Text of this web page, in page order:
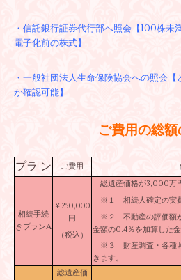
・信託銀行証券代行部へ照会【100株未
電子化前の株式】
・一般社団法人生命保険協会への照会
か確認可能】
ご費用の総
プラ ン ご費用
相続手続
きプランA
￥250,000
円
（税込）
総遺産価格が3,000万
※１ 相続人確定の実
※２ 不動産の評価額
金額の0.4％を加算した
※３ 財産調査・各種
きます。
総遺産価